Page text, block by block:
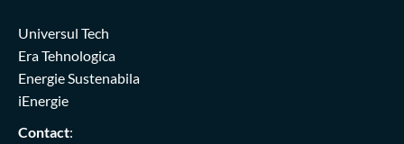
Universul Tech
Era Tehnologica
Energie Sustenabila
iEnergie
Contact: